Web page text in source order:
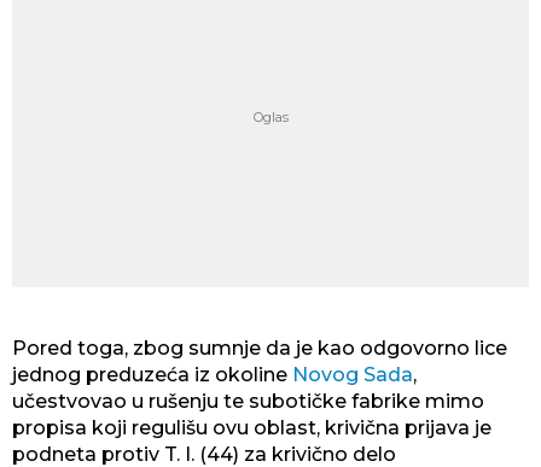
Pored toga, zbog sumnje da je kao odgovorno lice
jednog preduzeća iz okoline Novog Sada,
učestvovao u rušenju te subotičke fabrike mimo
propisa koji regulišu ovu oblast, krivična prijava je
podneta protiv T. I. (44) za krivično delo